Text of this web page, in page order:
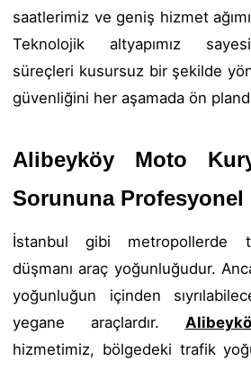
saatlerimiz ve geniş hizmet
Teknolojik altyapımız
süreçleri kusursuz bir şekilde
güvenliğini her aşamada ön
Alibeyköy Moto
Sorununa Profesyonel
İstanbul gibi metropollerde
düşmanı araç yoğunluğudur.
yoğunluğun içinden
yegane araçlardır.
hizmetimiz, bölgedeki trafik